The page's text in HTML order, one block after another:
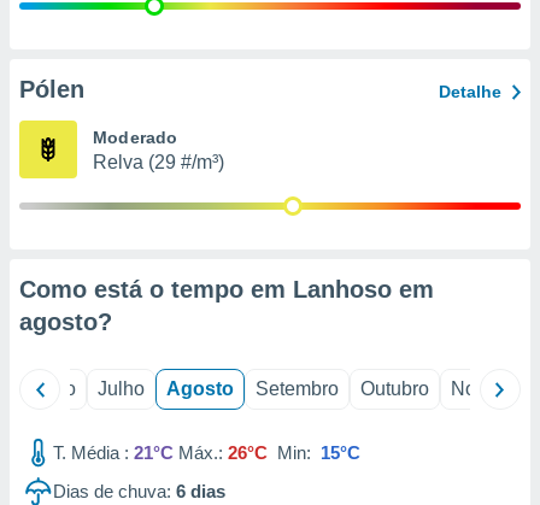
e
de
Pólen Detalhe
Moderado
Relva (29 #/m³)
Como está o tempo em Lanhoso em
agosto?
Junho Julho Agosto Setembro Outubro Novembro
T. Média : 21°C Máx.: 26°C Min: 15°C
Dias de chuva: 6 dias